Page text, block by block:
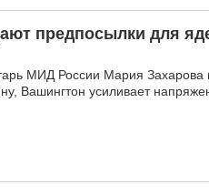
предпосылки для
МИД России Мария
Вашингтон усиливает